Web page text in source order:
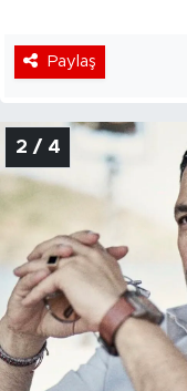
Paylaş
2 / 4